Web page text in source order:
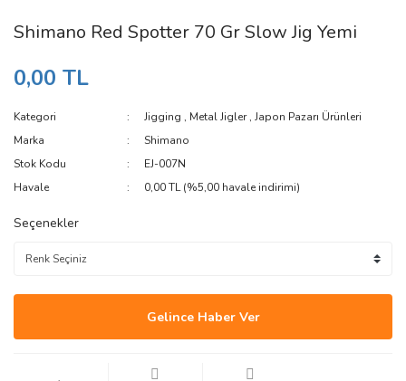
Shimano Red Spotter 70 Gr Slow Jig Yemi
0,00 TL
Kategori Jigging , Metal Jigler,Japon Pazarı Ürünleri
Marka
Shimano
Stok Kodu
EJ-007N
Havale
0,00 TL (%5,00 havale indirimi)
Seçenekler
Gelince Haber Ver